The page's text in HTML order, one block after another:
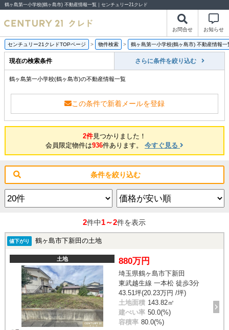
鶴ヶ島第一小学校(鶴ヶ島市) 不動産情報一覧｜センチュリー21クレド
お問合せ お知らせ
センチュリー21クレドTOPページ > 物件検索 > 鶴ヶ島第一小学校(鶴ヶ島市) 不動産情報一
現在の検索条件 さらに条件を絞り込む
鶴ヶ島第一小学校(鶴ヶ島市)の不動産情報一覧
この条件で新着メールを登録
2件見つかりました！
会員限定物件は936件あります。 今すぐ見る
条件を絞り込む
2件中1～2件を表示
値下がり 鶴ヶ島市下新田の土地
土地 880万円
埼玉県鶴ヶ島市下新田
東武越生線 一本松 徒歩3分
43.51坪(20.23万円 /坪)
土地面積 143.82㎡
建ぺい率 50.0(%)
容積率 80.0(%)